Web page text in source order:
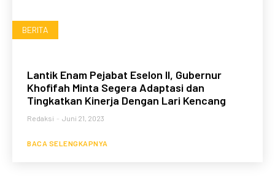
BERITA
Lantik Enam Pejabat Eselon II, Gubernur
Khofifah Minta Segera Adaptasi dan
Tingkatkan Kinerja Dengan Lari Kencang
Redaksi - Juni 21, 2023
BACA SELENGKAPNYA